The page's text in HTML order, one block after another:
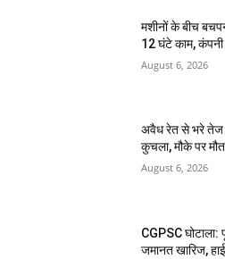
मशीनों के बीच
12 घंटे काम,
August 6, 2026
अवैध रेत से भरे तेज
कुचला, मौके पर मौत
August 6, 2026
CGPSC घोटाला:
जमानत खारिज,